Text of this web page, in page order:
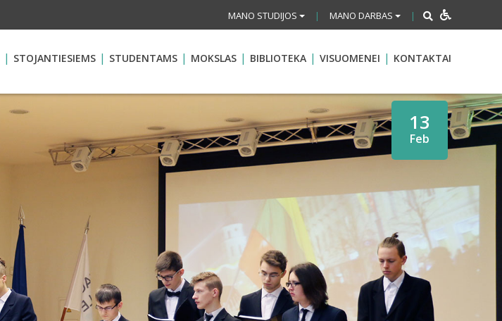
MANO STUDIJOS | MANO DARBAS |
STOJANTIESIEMS STUDENTAMS MOKSLAS BIBLIOTEKA VISUOMENEI KONTAKTAI
13
Feb